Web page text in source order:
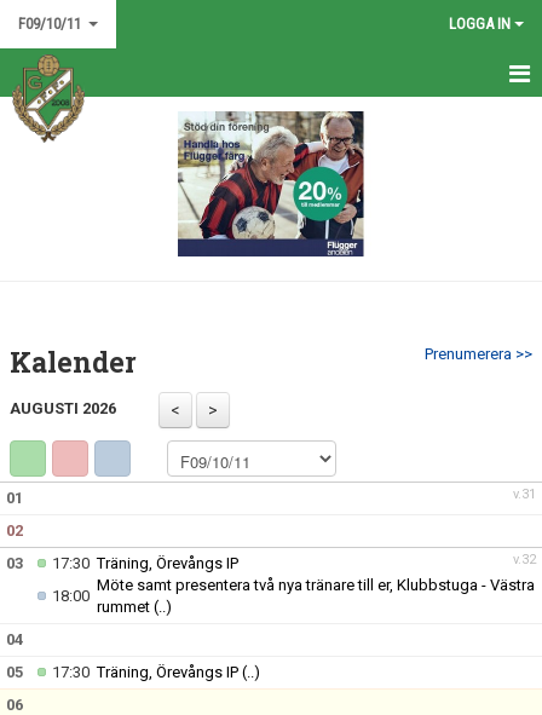
F09/10/11 LOGGA IN
HEM
KONTAKT
Prenumerera >>
Kalender
AUGUSTI 2026
v.31
01
02
v.32
03 17:30Träning, Örevångs IP
18:00
Möte samt presentera två nya tränare till er, Klubbstuga - Västra
rummet (..)
04
05
17:30Träning, Örevångs IP (..)
06